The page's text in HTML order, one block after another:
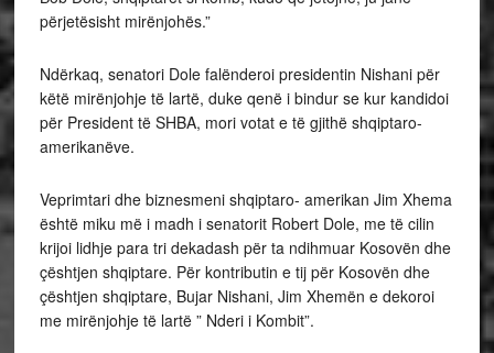
përjetësisht mirënjohës.”
Ndërkaq, senatori Dole falënderoi presidentin Nishani për
këtë mirënjohje të lartë, duke qenë i bindur se kur kandidoi
për President të SHBA, mori votat e të gjithë shqiptaro-
amerikanëve.
Veprimtari dhe biznesmeni shqiptaro- amerikan Jim Xhema
është miku më i madh i senatorit Robert Dole, me të cilin
krijoi lidhje para tri dekadash për ta ndihmuar Kosovën dhe
çështjen shqiptare. Për kontributin e tij për Kosovën dhe
çështjen shqiptare, Bujar Nishani, Jim Xhemën e dekoroi
me mirënjohje të lartë ” Nderi i Kombit”.